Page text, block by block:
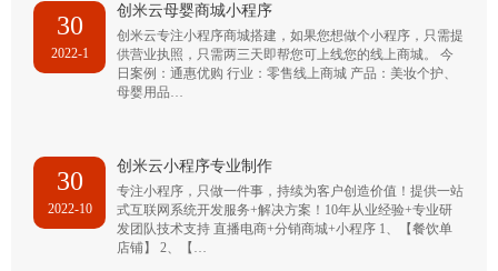
30
2022-1
创米云母婴商城小程序
创米云专注小程序商城搭建，如果您想做个小程序，只需提
供营业执照，只需两三天即帮您可上线您的线上商城。 今
日案例：通惠优购 行业：零售线上商城 产品：美妆个护、
母婴用品…
30
2022-10
创米云小程序专业制作
专注小程序，只做一件事，持续为客户创造价值！提供一站
式互联网系统开发服务+解决方案！10年从业经验+专业研
发团队技术支持 直播电商+分销商城+小程序 1、【餐饮单
店铺】 2、【…